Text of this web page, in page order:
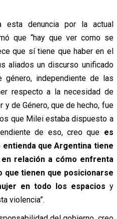
esta denuncia por la actual
que “hay que ver como se
que sí tiene que haber en el
aliados un discurso unificado
independiente de las
respecto a la necesidad de
de Género, que de hecho, fue
que Milei estaba dispuesto a
de eso, creo que es
que Argentina tiene
relación a cómo enfrenta
tienen que posicionarse
en todo los espacios y
violencia”.